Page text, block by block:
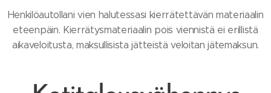
Henkilöautollani vien halutessasi kierrätettävän materiaalin
eteenpäin. Kierrätysmateriaalin pois viennistä ei erillistä
aikaveloitusta, maksullisista jätteistä veloitan jätemaksun.